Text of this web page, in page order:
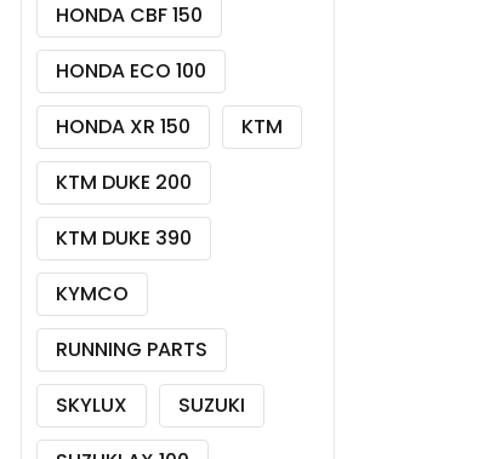
HONDA CBF 150
HONDA ECO 100
HONDA XR 150
KTM
KTM DUKE 200
KTM DUKE 390
KYMCO
RUNNING PARTS
SKYLUX
SUZUKI